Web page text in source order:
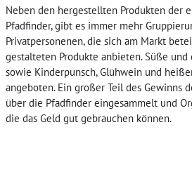
Neben den hergestellten Produkten der
Pfadfinder, gibt es immer mehr
Privatpersonenen, die sich am Markt
gestalteten Produkte anbieten. Süße
sowie Kinderpunsch, Glühwein und
angeboten. Ein großer Teil des Gewinns
über die Pfadfinder eingesammelt und
die das Geld gut gebrauchen können.